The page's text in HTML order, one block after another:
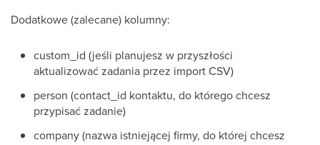
Dodatkowe (zalecane) kolumny:
custom_id (jeśli planujesz w przyszłości
aktualizować zadania przez import CSV)
person (contact_id kontaktu, do którego chcesz
przypisać zadanie)
company (nazwa istniejącej firmy, do której chcesz